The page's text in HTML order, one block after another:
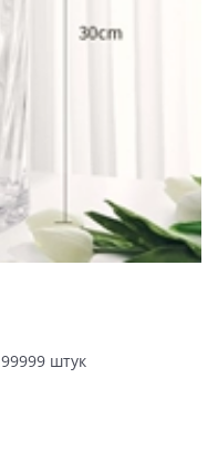
99999 штук